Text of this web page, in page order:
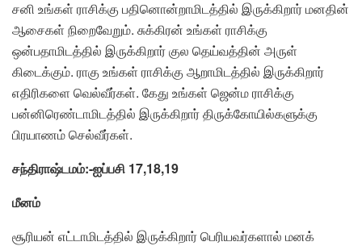
சனி உங்கள் ராசிக்கு பதினொன்றாமிடத்தில் இருக்கிறார் மனதின்
ஆசைகள் நிறைவேறும். சுக்கிரன் உங்கள் ராசிக்கு
ஒன்பதாமிடத்தில் இருக்கிறார் குல தெய்வத்தின் அருள்
கிடைக்கும். ராகு உங்கள் ராசிக்கு ஆறாமிடத்தில் இருக்கிறார்
எதிரிகளை வெல்வீர்கள். கேது உங்கள் ஜென்ம ராசிக்கு
பன்னிரெண்டாமிடத்தில் இருக்கிறார் திருக்கோயில்களுக்கு
பிரயாணம் செல்வீர்கள்.
சந்திராஷ்டமம்:-ஐப்பசி 17,18,19
மீனம்
சூரியன் எட்டாமிடத்தில் இருக்கிறார் பெரியவர்களால் மனக்